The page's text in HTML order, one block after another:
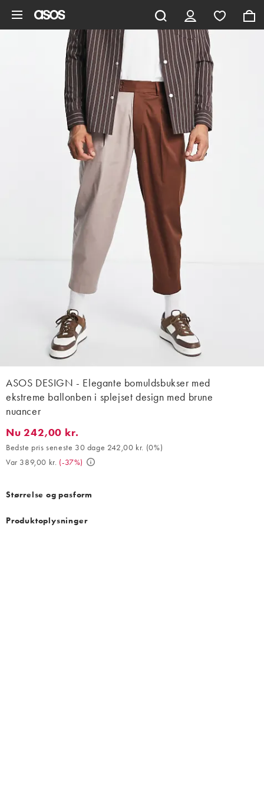
ASOS DESIGN - Elegante bomuldsbukser med
ekstreme ballonben i splejset design med brune
nuancer
Nu 242,00 kr.. Bedste pris seneste 30 dage 242,00 kr. (0%).
Nu 242,00 kr.
Bedste pris seneste 30 dage 242,00 kr. (0%)
Var 389,00 kr. (-37%)
Størrelse og pasform
Produktoplysninger